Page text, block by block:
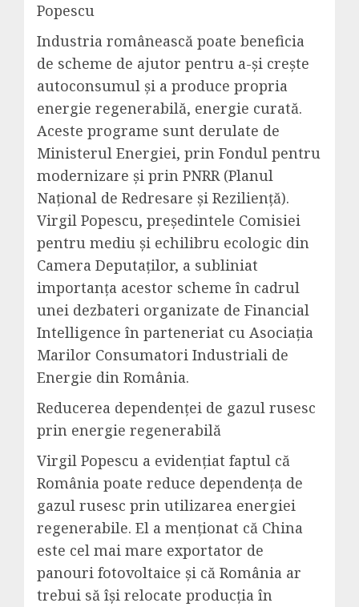
Popescu
Industria românească poate beneficia
de scheme de ajutor pentru a-și crește
autoconsumul și a produce propria
energie regenerabilă, energie curată.
Aceste programe sunt derulate de
Ministerul Energiei, prin Fondul pentru
modernizare și prin PNRR (Planul
Național de Redresare și Reziliență).
Virgil Popescu, președintele Comisiei
pentru mediu și echilibru ecologic din
Camera Deputaților, a subliniat
importanța acestor scheme în cadrul
unei dezbateri organizate de Financial
Intelligence în parteneriat cu Asociația
Marilor Consumatori Industriali de
Energie din România.
Reducerea dependenței de gazul rusesc
prin energie regenerabilă
Virgil Popescu a evidențiat faptul că
România poate reduce dependența de
gazul rusesc prin utilizarea energiei
regenerabile. El a menționat că China
este cel mai mare exportator de
panouri fotovoltaice și că România ar
trebui să își relocate producția în